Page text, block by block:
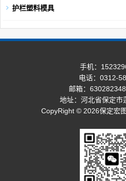
护栏塑料模具
手机：
电话：0312-
邮箱：
地址：河北省保定市
CopyRight © 2026保定宏